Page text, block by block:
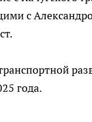
с
года.